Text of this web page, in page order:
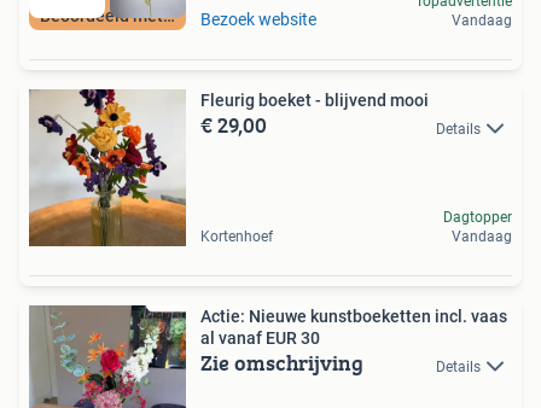
Beoordeeld met 9+ Bezoek website
Vandaag
Fleurig boeket - blijvend mooi
€ 29,00 Details
Kortenhoef
Dagtopper
Vandaag
Actie: Nieuwe kunstboeketten incl. vaas
al vanaf EUR 30
Zie omschrijving Details